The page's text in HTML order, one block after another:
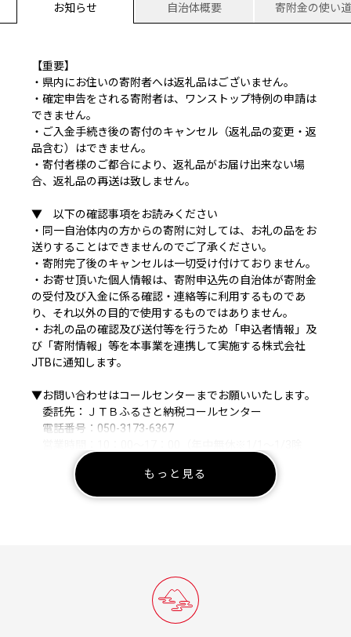
お知らせ 自治体概要 寄附金の使い道
【重要】
・県内にお住いの寄附者へは返礼品はございません。
・確定申告をされる寄附者は、ワンストップ特例の申請は
できません。
・ご入金手続き後の寄付のキャンセル（返礼品の変更・返
品含む）はできません。
・寄付者様のご都合により、返礼品がお届け出来ない場
合、返礼品の再送は致しません。
▼ 以下の確認事項をお読みください
・同一自治体内の方からの寄附に対しては、お礼の品をお
送りすることはできませんのでご了承ください。
・寄附完了後のキャンセルは一切受け付けておりません。
・お寄せ頂いた個人情報は、寄附申込先の自治体が寄附金
の受付及び入金に係る確認・連絡等に利用するものであ
り、それ以外の目的で使用するものではありません。
・お礼の品の確認及び送付等を行うため「申込者情報」及
び「寄附情報」等を本事業を連携して実施する株式会社
JTBに通知します。
▼お問い合わせはコールセンターまでお願いいたします。
委託先：ＪＴＢふるさと納税コールセンター
電話番号：050-3173-6367
※お電話が大変混み合い繋がりにくいこともございます
ので、ご了承くださいませ。
もっと見る